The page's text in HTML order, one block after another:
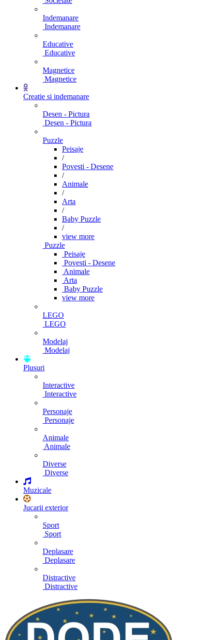
Indemanare
Indemanare
Educative
Educative
Magnetice
Magnetice
Creatie si indemanare
Desen - Pictura
Desen - Pictura
Puzzle
Peisaje
/
Povesti - Desene
/
Animale
/
Arta
/
Baby Puzzle
/
view more
Puzzle
Peisaje
Povesti - Desene
Animale
Arta
Baby Puzzle
view more
LEGO
LEGO
Modelaj
Modelaj
Plusuri
Interactive
Interactive
Personaje
Personaje
Animale
Animale
Diverse
Diverse
Muzicale
Jucarii exterior
Sport
Sport
Deplasare
Deplasare
Distractive
Distractive